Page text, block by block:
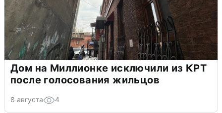
Дом на Миллионке исключили из КРТ
после голосования жильцов
8 августа 4